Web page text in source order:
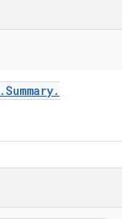
.Summary.